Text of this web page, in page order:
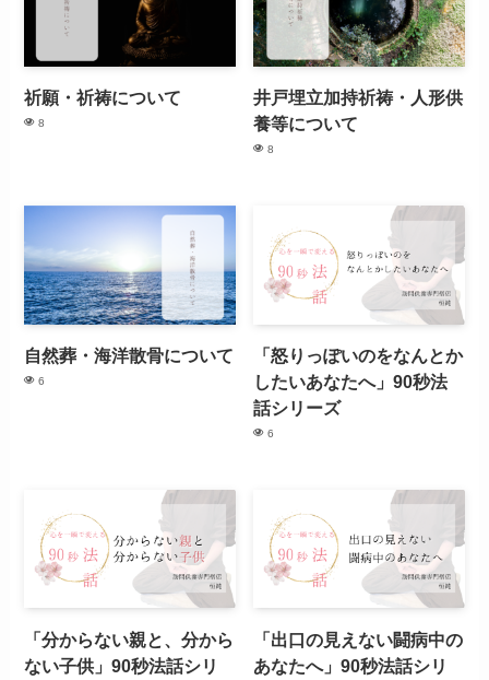
祈願・祈祷について
8
井戸埋立加持祈祷・人形供
養等について
8
自然葬・海洋散骨について
6
「怒りっぽいのをなんとか
したいあなたへ」90秒法
話シリーズ
6
「分からない親と、分から
ない子供」90秒法話シリ
「出口の見えない闘病中の
あなたへ」90秒法話シリ